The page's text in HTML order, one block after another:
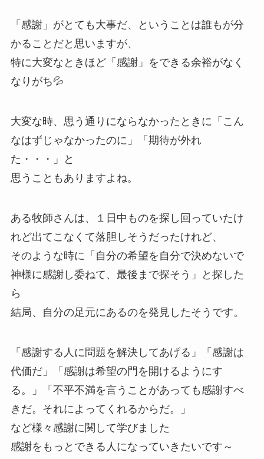
「感謝」がとても大事だ、ということは誰もが分
かることだと思いますが、
特に大変なときほど「感謝」をできる余裕がなく
なりがち💦
大変な時、思う通りにならなかったときに「こん
なはずじゃなかったのに」「期待が外れ
た・・・」と
思うこともありますよね。
ある牧師さんは、１日中ものを探し回っていたけ
れど出てこなくて落胆しそうだったけれど、
そのような時に「自分の希望を自分で決めないで
神様に感謝し委ねて、最後まで探そう」と探した
ら
結局、自分の足元にあるのを発見したそうです。
「感謝する人に問題を解決してあげる」「感謝は
代価だ」「感謝は希望の門を開けるようにす
る。」「不平不満を言うことがあっても感謝すべ
きだ。それによってくれるからだ。」
など様々感謝に関して学びました
感謝をもっとできる人になっていきたいです～